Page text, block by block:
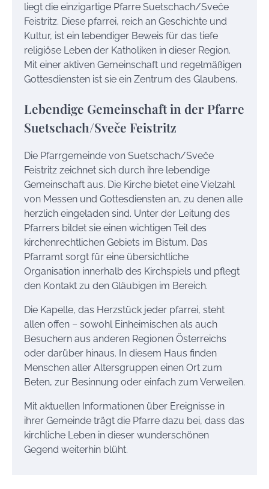
liegt die einzigartige Pfarre Suetschach/Sveče
Feistritz. Diese pfarrei, reich an Geschichte und
Kultur, ist ein lebendiger Beweis für das tiefe
religiöse Leben der Katholiken in dieser Region.
Mit einer aktiven Gemeinschaft und regelmäßigen
Gottesdiensten ist sie ein Zentrum des Glaubens.
Lebendige Gemeinschaft in der Pfarre
Suetschach/Sveče Feistritz
Die Pfarrgemeinde von Suetschach/Sveče
Feistritz zeichnet sich durch ihre lebendige
Gemeinschaft aus. Die Kirche bietet eine Vielzahl
von Messen und Gottesdiensten an, zu denen alle
herzlich eingeladen sind. Unter der Leitung des
Pfarrers bildet sie einen wichtigen Teil des
kirchenrechtlichen Gebiets im Bistum. Das
Pfarramt sorgt für eine übersichtliche
Organisation innerhalb des Kirchspiels und pflegt
den Kontakt zu den Gläubigen im Bereich.
Die Kapelle, das Herzstück jeder pfarrei, steht
allen offen – sowohl Einheimischen als auch
Besuchern aus anderen Regionen Österreichs
oder darüber hinaus. In diesem Haus finden
Menschen aller Altersgruppen einen Ort zum
Beten, zur Besinnung oder einfach zum Verweilen.
Mit aktuellen Informationen über Ereignisse in
ihrer Gemeinde trägt die Pfarre dazu bei, dass das
kirchliche Leben in dieser wunderschönen
Gegend weiterhin blüht.